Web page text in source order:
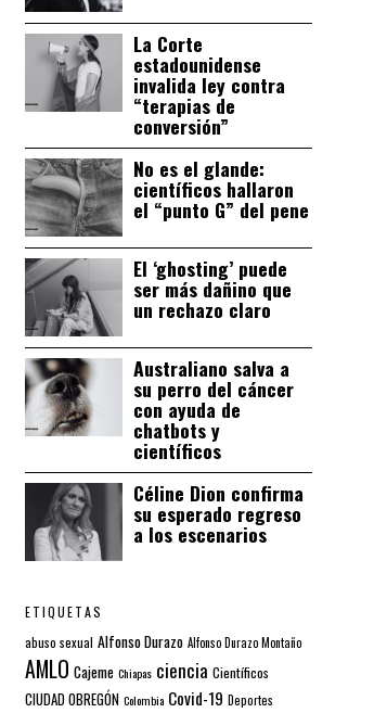
La Corte
estadounidense
invalida ley contra
“terapias de
conversión”
No es el glande:
científicos hallaron
el “punto G” del pene
El ‘ghosting’ puede
ser más dañino que
un rechazo claro
Australiano salva a
su perro del cáncer
con ayuda de
chatbots y
científicos
Céline Dion confirma
su esperado regreso
a los escenarios
ETIQUETAS
abuso sexual Alfonso Durazo Alfonso Durazo Montaño
AMLO Cajeme Chiapas ciencia Científicos
CIUDAD OBREGÓN Colombia Covid-19 Deportes